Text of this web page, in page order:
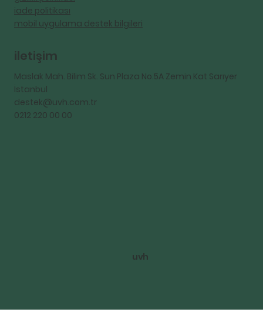
uvh
iade politikası
mobil uygulama destek bilgileri
iletişim
Maslak Mah. Bilim Sk. Sun Plaza No.5A Zemin Kat Sarıyer
İstanbul
destek@uvh.com.tr
0212 220 00 00